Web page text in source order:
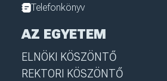
Telefonkönyv
AZ EGYETEM
ELNÖKI KÖSZÖNTŐ
REKTORI KÖSZÖNTŐ